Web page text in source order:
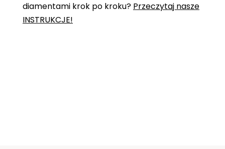
diamentami krok po kroku? Przeczytaj nasze
INSTRUKCJE!